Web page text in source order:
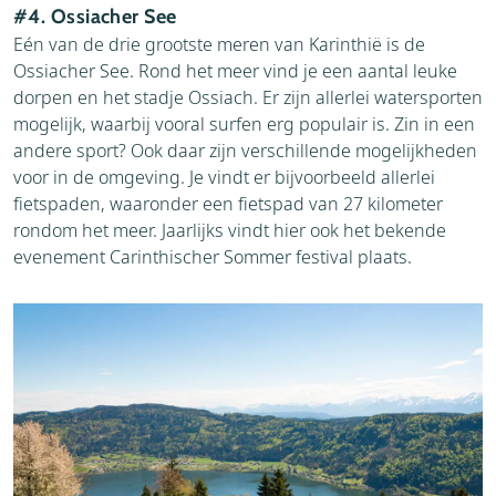
#4. Ossiacher See
Eén van de drie grootste meren van Karinthië is de
Ossiacher See. Rond het meer vind je een aantal leuke
dorpen en het stadje Ossiach. Er zijn allerlei watersporten
mogelijk, waarbij vooral surfen erg populair is. Zin in een
andere sport? Ook daar zijn verschillende mogelijkheden
voor in de omgeving. Je vindt er bijvoorbeeld allerlei
fietspaden, waaronder een fietspad van 27 kilometer
rondom het meer. Jaarlijks vindt hier ook het bekende
evenement Carinthischer Sommer festival plaats.